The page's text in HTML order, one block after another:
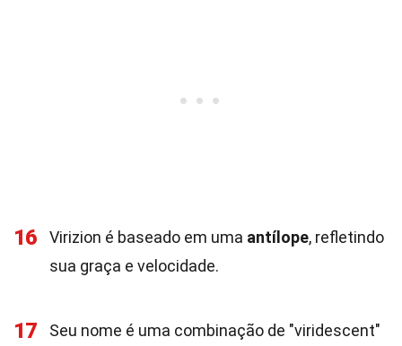
16 Virizion é baseado em uma antílope, refletindo
sua graça e velocidade.
17
Seu nome é uma combinação de "viridescent"